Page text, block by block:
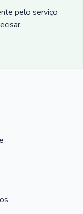
pelo serviço